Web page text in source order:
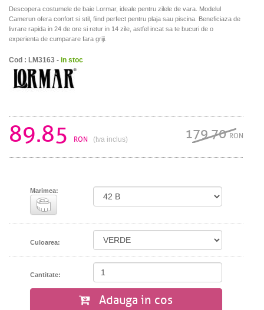
Descopera costumele de baie Lormar, ideale pentru zilele de vara. Modelul
Camerun ofera confort si stil, fiind perfect pentru plaja sau piscina. Beneficiaza de
livrare rapida in 24 de ore si retur in 14 zile, astfel incat sa te bucuri de o
experienta de cumparare fara griji.
Cod : LM3163 - in stoc
89.85 RON (tva inclus) 179.70RON
Marimea:
Culoarea:
Cantitate:
Adauga in cos